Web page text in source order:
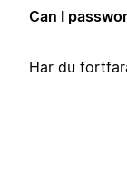
Can I
Har du